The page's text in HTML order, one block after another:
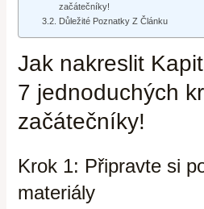
začátečníky!
Důležité Poznatky Z Článku
Jak nakreslit
7 jednoduchých
začátečníky!
Krok 1: Připravte si
materiály